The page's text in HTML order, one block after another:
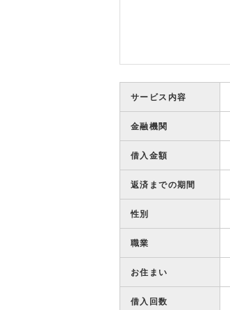
サービス内容
金融機関
借入金額
返済までの期間
性別
職業
お住まい
借入回数